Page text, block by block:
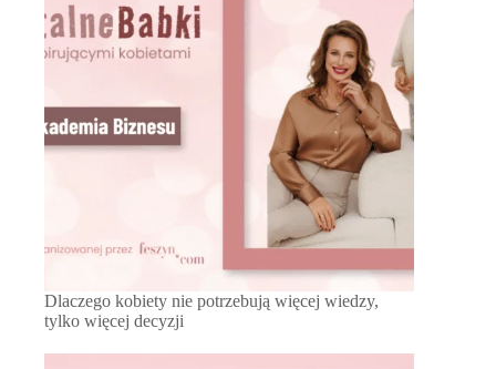
Dlaczego kobiety nie potrzebują więcej wiedzy,
tylko więcej decyzji